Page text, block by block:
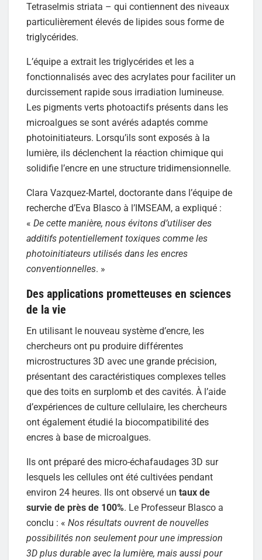
Tetraselmis striata – qui contiennent des niveaux
particulièrement élevés de lipides sous forme de
triglycérides.
L’équipe a extrait les triglycérides et les a
fonctionnalisés avec des acrylates pour faciliter un
durcissement rapide sous irradiation lumineuse.
Les pigments verts photoactifs présents dans les
microalgues se sont avérés adaptés comme
photoinitiateurs. Lorsqu’ils sont exposés à la
lumière, ils déclenchent la réaction chimique qui
solidifie l’encre en une structure tridimensionnelle.
Clara Vazquez-Martel, doctorante dans l’équipe de
recherche d’Eva Blasco à l’IMSEAM, a expliqué :
« De cette manière, nous évitons d’utiliser des
additifs potentiellement toxiques comme les
photoinitiateurs utilisés dans les encres
conventionnelles. »
Des applications prometteuses en sciences
de la vie
En utilisant le nouveau système d’encre, les
chercheurs ont pu produire différentes
microstructures 3D avec une grande précision,
présentant des caractéristiques complexes telles
que des toits en surplomb et des cavités. À l’aide
d’expériences de culture cellulaire, les chercheurs
ont également étudié la biocompatibilité des
encres à base de microalgues.
Ils ont préparé des micro-échafaudages 3D sur
lesquels les cellules ont été cultivées pendant
environ 24 heures. Ils ont observé un taux de
survie de près de 100%. Le Professeur Blasco a
conclu : « Nos résultats ouvrent de nouvelles
possibilités non seulement pour une impression
3D plus durable avec la lumière, mais aussi pour